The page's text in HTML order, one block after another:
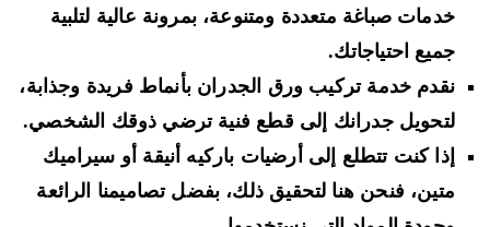
خدمات صباغة متعددة ومتنوعة، بمرونة عالية لتلبية
جميع احتياجاتك.
نقدم خدمة تركيب ورق الجدران بأنماط فريدة وجذابة،
لتحويل جدرانك إلى قطع فنية ترضي ذوقك الشخصي.
إذا كنت تتطلع إلى أرضيات باركيه أنيقة أو سيراميك
متين، فنحن هنا لتحقيق ذلك، بفضل تصاميمنا الرائعة